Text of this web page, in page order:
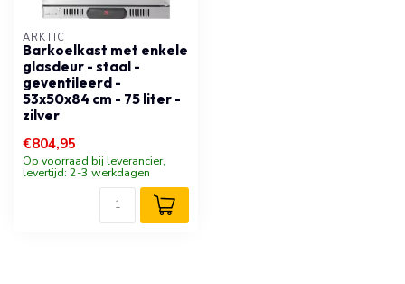
ARKTIC
Barkoelkast met enkele
glasdeur - staal -
geventileerd -
53x50x84 cm - 75 liter -
zilver
€804,95
Op voorraad bij leverancier,
levertijd: 2-3 werkdagen